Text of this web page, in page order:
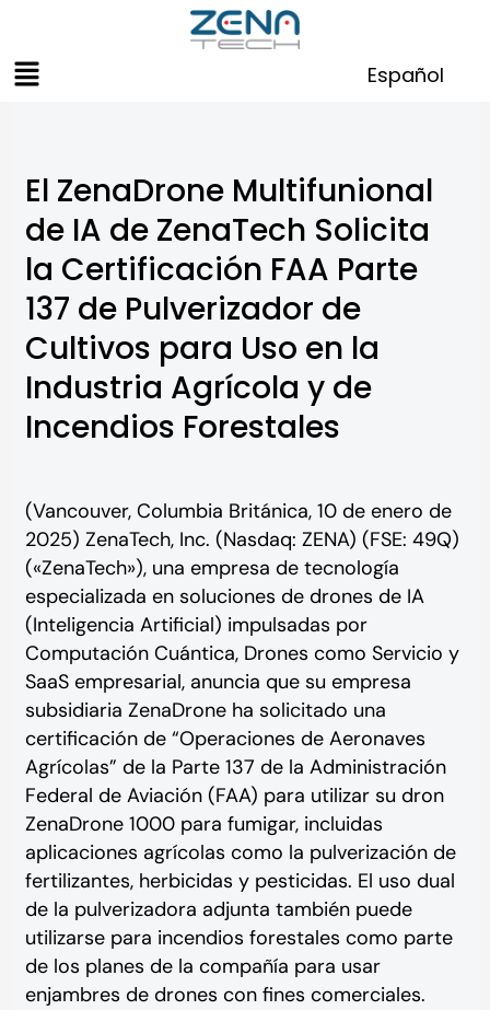
content
Menu Español
El ZenaDrone Multifunional
de IA de ZenaTech Solicita
la Certificación FAA Parte
137 de Pulverizador de
Cultivos para Uso en la
Industria Agrícola y de
Incendios Forestales
(Vancouver, Columbia Británica, 10 de enero de
2025) ZenaTech, Inc. (Nasdaq: ZENA) (FSE: 49Q)
(«ZenaTech»), una empresa de tecnología
especializada en soluciones de drones de IA
(Inteligencia Artificial) impulsadas por
Computación Cuántica, Drones como Servicio y
SaaS empresarial, anuncia que su empresa
subsidiaria ZenaDrone ha solicitado una
certificación de “Operaciones de Aeronaves
Agrícolas” de la Parte 137 de la Administración
Federal de Aviación (FAA) para utilizar su dron
ZenaDrone 1000 para fumigar, incluidas
aplicaciones agrícolas como la pulverización de
fertilizantes, herbicidas y pesticidas. El uso dual
de la pulverizadora adjunta también puede
utilizarse para incendios forestales como parte
de los planes de la compañía para usar
enjambres de drones con fines comerciales.